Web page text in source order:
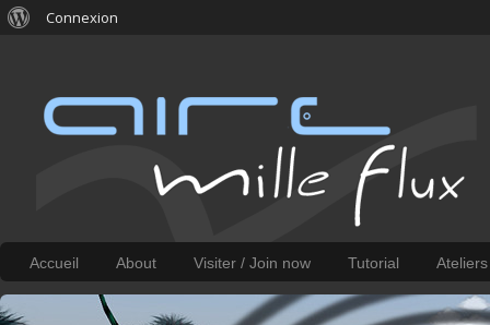
Accueil About Visiter / Join now Tutorial
Connexion